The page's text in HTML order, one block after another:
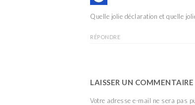
Quelle jolie déclaration et quelle
RÉPONDRE
LAISSER UN COMMENTAIRE
Votre adresse e-mail ne sera pas